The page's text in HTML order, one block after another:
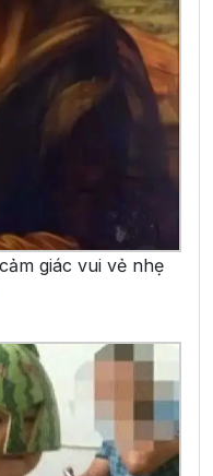
giác vui vẻ nhẹ